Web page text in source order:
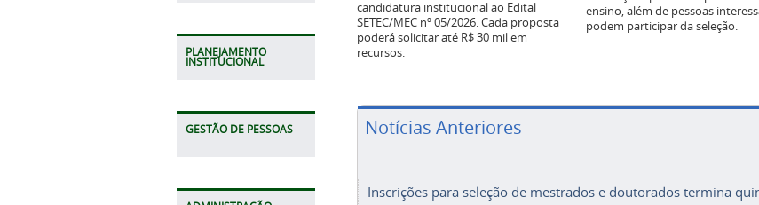
PLANEJAMENTO
INSTITUCIONAL
GESTÃO DE PESSOAS
poderá solicitar até R$ 30 mil em
recursos.
Aline Bei confirma presença na Flig 2026